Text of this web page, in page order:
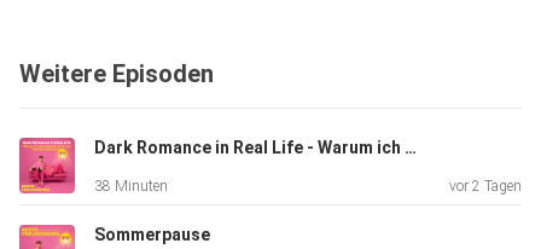
alle Infos & Rabatte: https://linktr.ee/beste_freundinnen
Weitere Episoden
Dark Romance in Real Life - Warum ich meine Beziehung für den Falschen riskieren will
38 Minuten vor 2 Tagen
Sommerpause